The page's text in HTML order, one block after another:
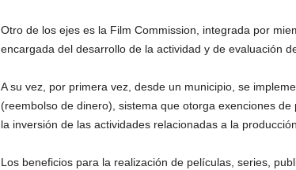
Otro de los ejes es la Film Commission, integrada por
encargada del desarrollo de la actividad y de evaluación
A su vez, por primera vez, desde un municipio, se
(reembolso de dinero), sistema que otorga exenciones
la inversión de las actividades relacionadas a la
Los beneficios para la realización de películas, series,